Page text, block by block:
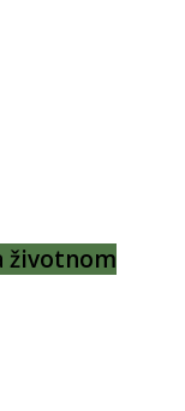
životnom